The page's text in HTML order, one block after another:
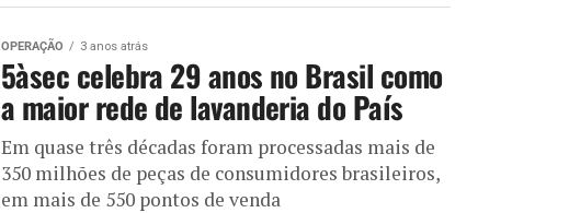
OPERAÇÃO 3 anos atrás
5àsec celebra 29 anos no Brasil como
a maior rede de lavanderia do País
Em quase três décadas foram processadas mais de
350 milhões de peças de consumidores brasileiros,
em mais de 550 pontos de venda